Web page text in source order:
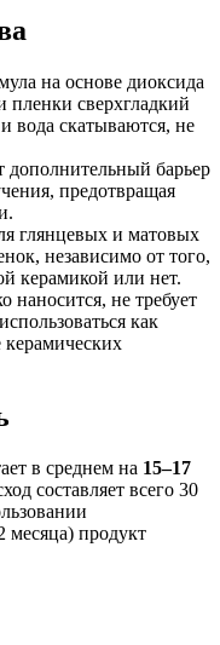
на основе диоксида
пленки сверхгладкий
вода скатываются, не
дополнительный барьер
предотвращая
глянцевых и матовых
независимо от того,
керамикой или нет.
наносится, не требует
как
в среднем на 15–17
составляет всего 30
месяца) продукт